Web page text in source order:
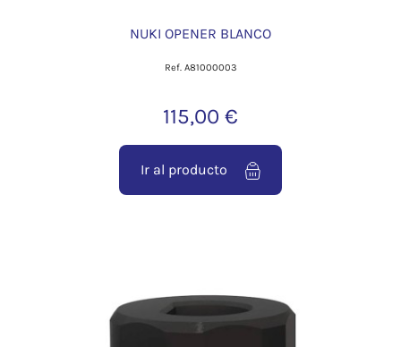
NUKI OPENER BLANCO
Ref. A81000003
115,00 €
Ir al producto